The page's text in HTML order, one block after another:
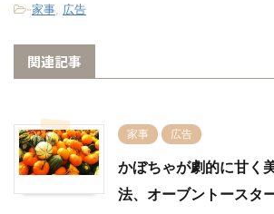
-家事 広告
関連記事
家事 広告
かぼちゃが劇的に甘く
法、オーブントースタ